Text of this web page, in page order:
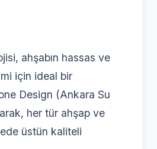
ahşabın hassas ve
için ideal bir
Design (Ankara Su
her tür ahşap ve
üstün kaliteli